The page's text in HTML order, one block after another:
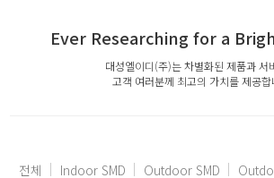
Ever Researching for a
대성엘이디(주)는 차별화된 제품과 서
고객 여러분께 최고의 가치를 제공합
전체 Indoor SMD Outdoor SMD